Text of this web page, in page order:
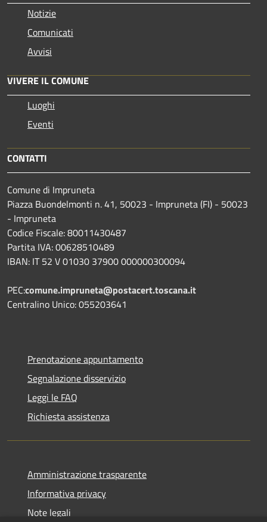
Notizie
Comunicati
Avvisi
VIVERE IL COMUNE
Luoghi
Eventi
CONTATTI
Comune di Impruneta
Piazza Buondelmonti n. 41, 50023 - Impruneta (FI) - 50023
- Impruneta
Codice Fiscale: 80011430487
Partita IVA: 00628510489
IBAN: IT 52 V 01030 37900 000000300094
PEC:comune.impruneta@postacert.toscana.it
Centralino Unico: 055203641
Prenotazione appuntamento
Segnalazione disservizio
Leggi le FAQ
Richiesta assistenza
Amministrazione trasparente
Informativa privacy
Note legali